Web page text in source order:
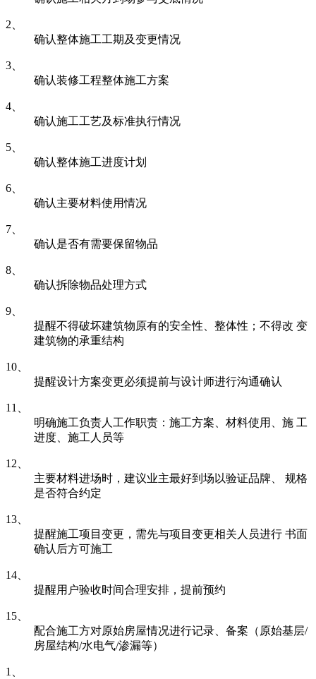
2、
确认整体施工工期及变更情况
3、
确认装修工程整体施工方案
4、
确认施工工艺及标准执行情况
5、
确认整体施工进度计划
6、
确认主要材料使用情况
7、
确认是否有需要保留物品
8、
确认拆除物品处理方式
9、
提醒不得破坏建筑物原有的安全性、整体性；不得改 变
建筑物的承重结构
10、
提醒设计方案变更必须提前与设计师进行沟通确认
11、
明确施工负责人工作职责：施工方案、材料使用、施 工
进度、施工人员等
12、
主要材料进场时，建议业主最好到场以验证品牌、 规格
是否符合约定
13、
提醒施工项目变更，需先与项目变更相关人员进行 书面
确认后方可施工
14、
提醒用户验收时间合理安排，提前预约
15、
配合施工方对原始房屋情况进行记录、备案（原始基层/
房屋结构/水电气/渗漏等）
1、